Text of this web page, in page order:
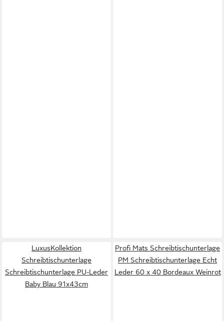
LuxusKollektion
Schreibtischunterlage
Schreibtischunterlage PU-Leder
Baby Blau 91x43cm
Profi Mats Schreibtischunterlage
PM Schreibtischunterlage Echt
Leder 60 x 40 Bordeaux Weinrot